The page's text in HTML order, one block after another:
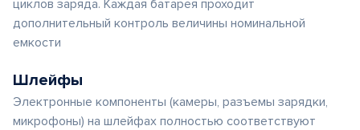
циклов заряда. Каждая батарея проходит
дополнительный контроль величины номинальной
емкости
Шлейфы
Электронные компоненты (камеры, разъемы зарядки,
микрофоны) на шлейфах полностью соответствуют